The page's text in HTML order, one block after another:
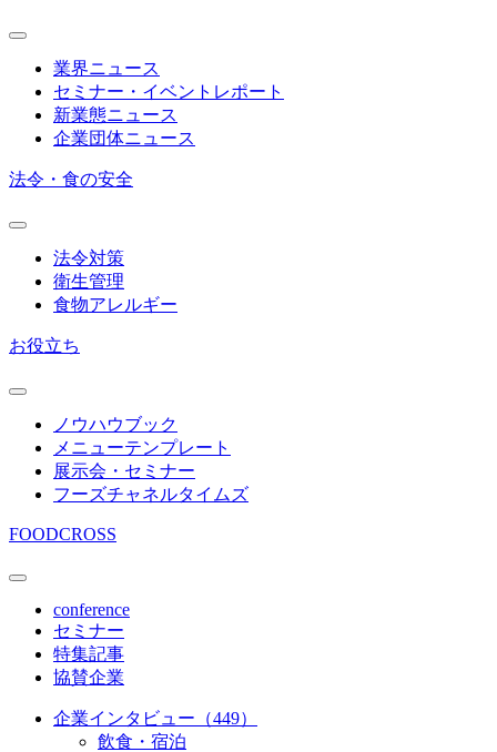
業界ニュース
セミナー・イベントレポート
新業態ニュース
企業団体ニュース
法令・食の安全
法令対策
衛生管理
食物アレルギー
お役立ち
ノウハウブック
メニューテンプレート
展示会・セミナー
フーズチャネルタイムズ
FOODCROSS
conference
セミナー
特集記事
協賛企業
企業インタビュー（449）
飲食・宿泊